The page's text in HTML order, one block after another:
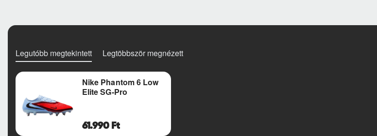
Legutóbb megtekintett Legtöbbször megnézett
Nike Phantom 6 Low
Elite SG-Pro
61.990 Ft